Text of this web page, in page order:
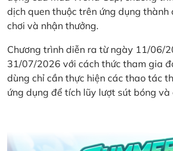
dịch quen thuộc trên ứng dụng thành
chơi và nhận thưởng.
Chương trình diễn ra từ ngày 11/06/
31/07/2026 với cách thức tham gia
dùng chỉ cần thực hiện các thao tác
ứng dụng để tích lũy lượt sút bóng và